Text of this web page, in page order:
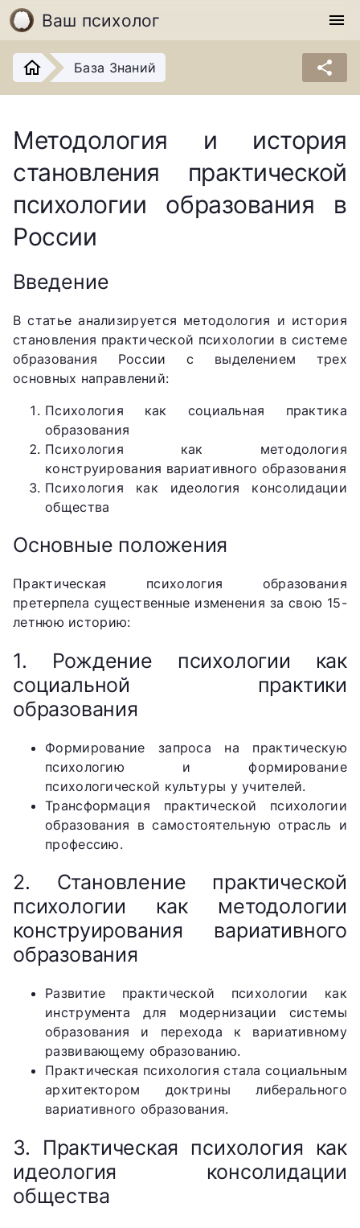
Ваш психолог menu
База Знаний share
Методология и история
становления практической
психологии образования в
России
Введение
В статье анализируется методология и история
становления практической психологии в системе
образования России с выделением трех
основных направлений:
Психология как социальная практика
образования
Психология как методология
конструирования вариативного образования
Психология как идеология консолидации
общества
Основные положения
Практическая психология образования
претерпела существенные изменения за свою 15-
летнюю историю:
1. Рождение психологии как
социальной практики
образования
Формирование запроса на практическую
психологию и формирование
психологической культуры у учителей.
Трансформация практической психологии
образования в самостоятельную отрасль и
профессию.
2. Становление практической
психологии как методологии
конструирования вариативного
образования
Развитие практической психологии как
инструмента для модернизации системы
образования и перехода к вариативному
развивающему образованию.
Практическая психология стала социальным
архитектором доктрины либерального
вариативного образования.
3. Практическая психология как
идеология консолидации
общества